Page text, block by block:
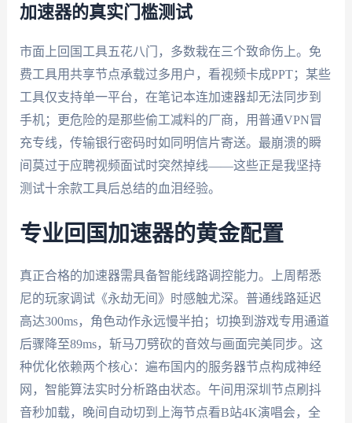
加速器的真实门槛测试
市面上回国工具五花八门，多数栽在三个致命伤上。免
费工具用共享节点承载过多用户，看视频卡成PPT；某些
工具仅支持单一平台，在笔记本连加速器却无法同步到
手机；更危险的是那些偷工减料的厂商，用普通VPN冒
充专线，传输银行密码时如同明信片寄送。最崩溃的瞬
间莫过于应聘视频面试时突然掉线——这些正是我坚持
测试十余款工具后总结的血泪经验。
专业回国加速器的黄金配置
真正合格的加速器需具备智能线路调控能力。上周帮悉
尼的玩家调试《永劫无间》时感触尤深。普通线路延迟
高达300ms，角色动作永远慢半拍；切换到游戏专用通道
后骤降至89ms，斩马刀劈砍的音效与画面完美同步。这
种优化依赖两个核心：遍布国内的服务器节点构成神经
网，智能算法实时分析路由状态。午间用深圳节点刷抖
音秒加载，晚间自动切到上海节点看B站4K演唱会，全